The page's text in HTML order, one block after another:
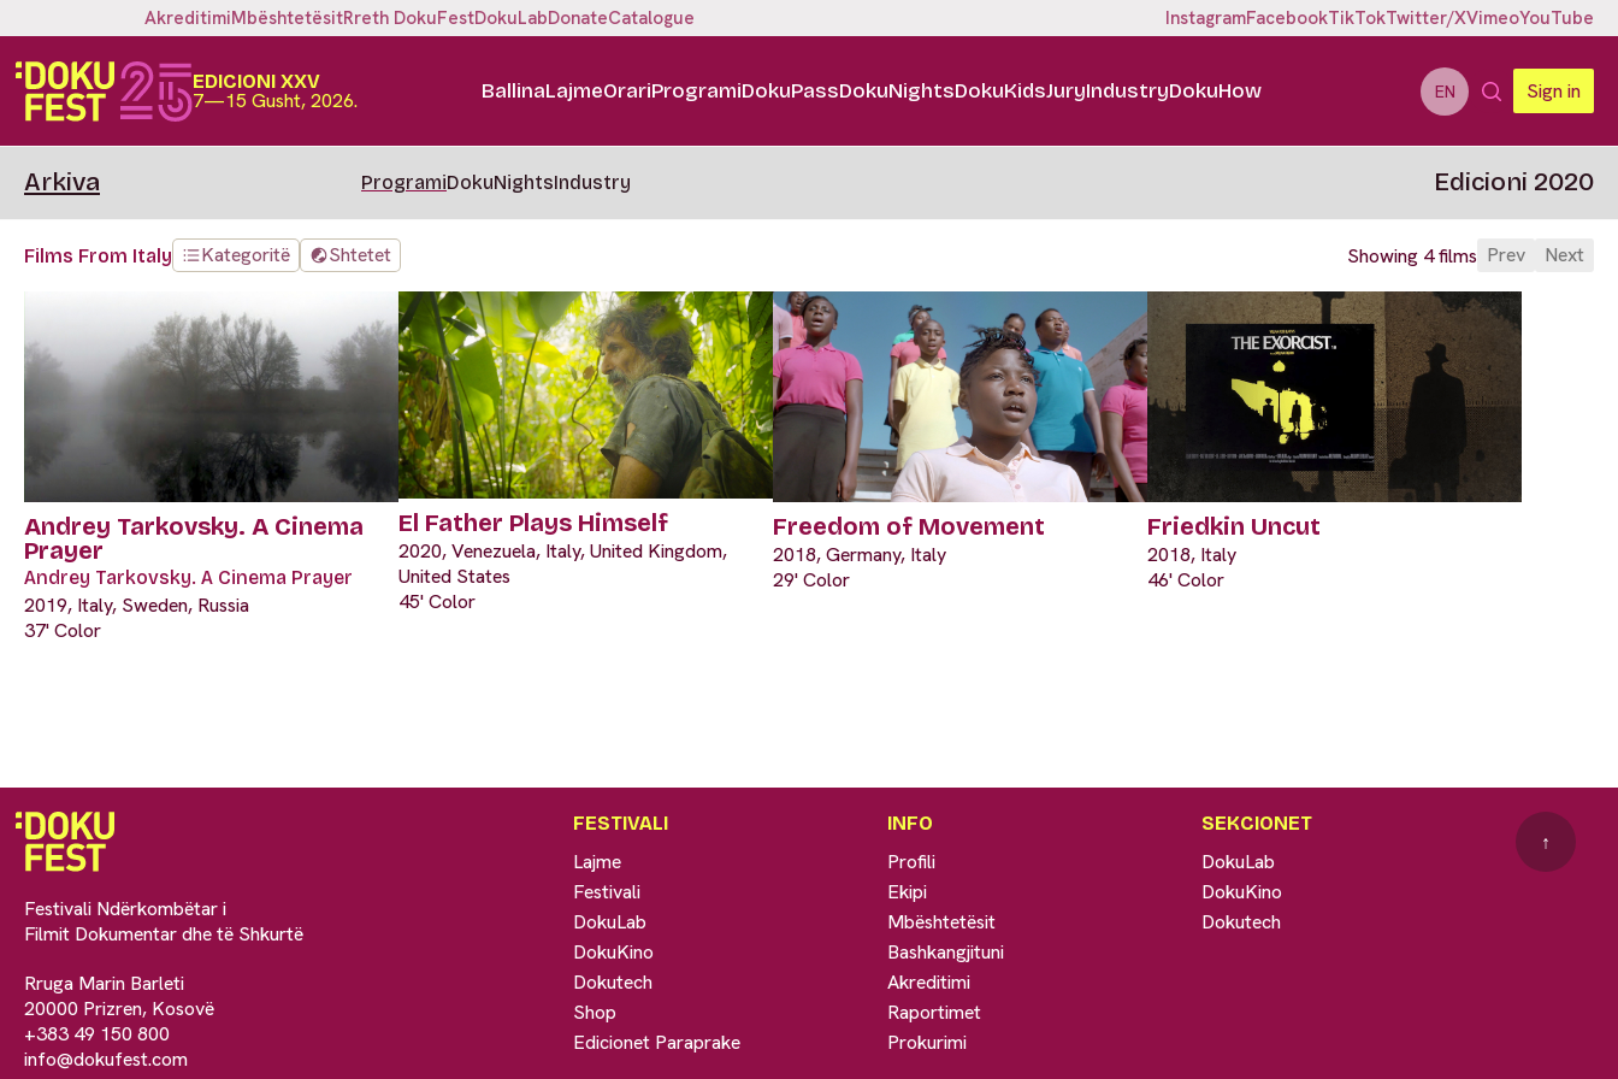
AkreditimiMbështetësitRreth DokuFestDokuLabDonateCatalogue InstagramFacebookTikTokTwitter/XVimeoYouTube
EDICIONI XXV
7—15 Gusht, 2026. BallinaLajmeOrariProgramiDokuPassDokuNightsDokuKidsJuryIndustryDokuHow EN Sign in
Arkiva ProgramiDokuNightsIndustry Edicioni 2020
Films From Italy Kategoritë Shtetet Showing 4 films Prev Next
Andrey Tarkovsky. A Cinema
Prayer
Andrey Tarkovsky. A Cinema Prayer
2019, Italy, Sweden, Russia
37' Color
El Father Plays Himself
2020, Venezuela, Italy, United Kingdom,
United States
45' Color
Freedom of Movement
2018, Germany, Italy
29' Color
Friedkin Uncut
2018, Italy
46' Color
Festivali Ndërkombëtar i
Filmit Dokumentar dhe të Shkurtë
Rruga Marin Barleti
20000 Prizren, Kosovë
+383 49 150 800
info@dokufest.com
FESTIVALI
Lajme
Festivali
DokuLab
DokuKino
Dokutech
Shop
Edicionet Paraprake
INFO
Profili
Ekipi
Mbështetësit
Bashkangjituni
Akreditimi
Raportimet
Prokurimi
SEKCIONET
DokuLab
DokuKino
Dokutech
↑